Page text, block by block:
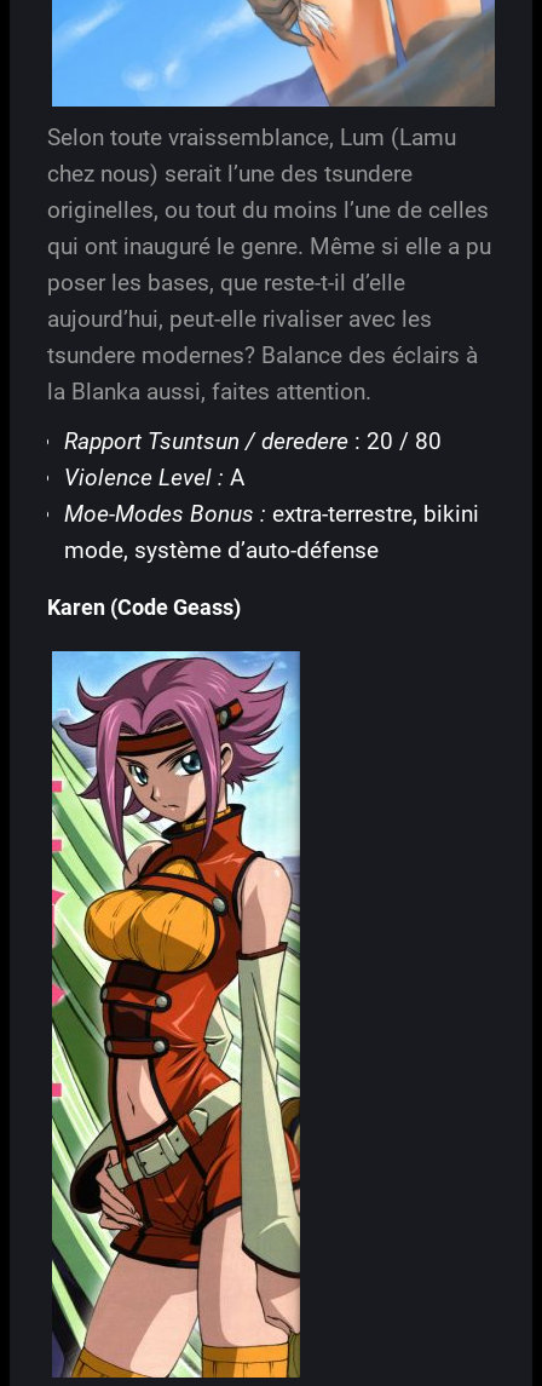
Selon toute vraissemblance, Lum (Lamu
chez nous) serait l’une des tsundere
originelles, ou tout du moins l’une de celles
qui ont inauguré le genre. Même si elle a pu
poser les bases, que reste-t-il d’elle
aujourd’hui, peut-elle rivaliser avec les
tsundere modernes? Balance des éclairs à
la Blanka aussi, faites attention.
Rapport Tsuntsun / deredere: 20 / 80
Violence Level : A
Moe-Modes Bonus : extra-terrestre, bikini
mode, système d’auto-défense
Karen (Code Geass)